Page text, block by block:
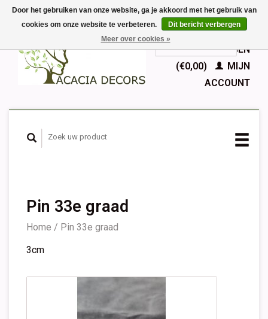
EUR
GBPNederlands
Deutsch
English
Français
WINKELWAGEN
(€0,00)
MIJN
ACCOUNT
Pin 33e graad
Home / Pin 33e graad
3cm
Door het gebruiken van onze website, ga je akkoord met het gebruik van
cookies om onze website te verbeteren.
Dit bericht verbergen
Meer over cookies »